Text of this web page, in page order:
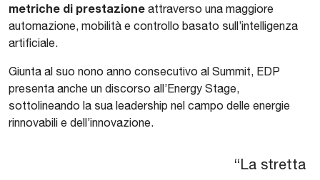
metriche di prestazione attraverso una maggiore
automazione, mobilità e controllo basato sull’intelligenza
artificiale.
Giunta al suo nono anno consecutivo al Summit, EDP
presenta anche un discorso all’Energy Stage,
sottolineando la sua leadership nel campo delle energie
rinnovabili e dell’innovazione.
“La stretta